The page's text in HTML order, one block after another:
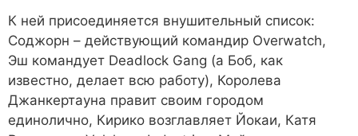
К ней присоединяется внушительный список:
Соджорн – действующий командир Overwatch,
Эш командует Deadlock Gang (а Боб, как
известно, делает всю работу), Королева
Джанкертауна правит своим городом
единолично, Кирико возглавляет Йокаи, Катя